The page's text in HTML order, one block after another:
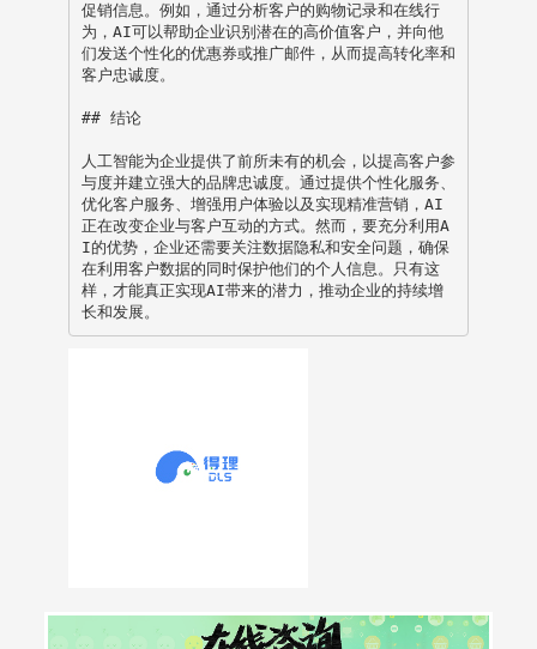
促销信息。例如，通过分析客户的购物记录和在线行
为，AI可以帮助企业识别潜在的高价值客户，并向他
们发送个性化的优惠券或推广邮件，从而提高转化率和
客户忠诚度。
## 结论
人工智能为企业提供了前所未有的机会，以提高客户参
与度并建立强大的品牌忠诚度。通过提供个性化服务、
优化客户服务、增强用户体验以及实现精准营销，AI
正在改变企业与客户互动的方式。然而，要充分利用A
I的优势，企业还需要关注数据隐私和安全问题，确保
在利用客户数据的同时保护他们的个人信息。只有这
样，才能真正实现AI带来的潜力，推动企业的持续增
长和发展。